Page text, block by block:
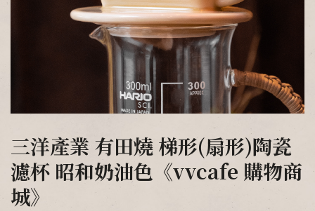
三洋產業 有田燒 梯形(扇形)陶瓷
濾杯 昭和奶油色《vvcafe 購物商
城》